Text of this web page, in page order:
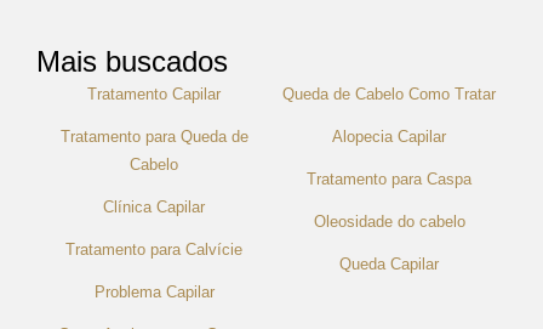
Mais buscados
Tratamento Capilar
Tratamento para Queda de
Cabelo
Clínica Capilar
Tratamento para Calvície
Problema Capilar
Queda de Cabelo Como Tratar
Alopecia Capilar
Tratamento para Caspa
Oleosidade do cabelo
Queda Capilar